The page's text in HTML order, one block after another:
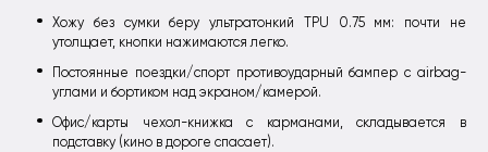
Хожу без сумки беру ультратонкий TPU 0.75 мм: почти не
утолщает, кнопки нажимаются легко.
Постоянные поездки/спорт противоударный бампер с airbag-
углами и бортиком над экраном/камерой.
Офис/карты чехол-книжка с карманами, складывается в
подставку (кино в дороге спасает).